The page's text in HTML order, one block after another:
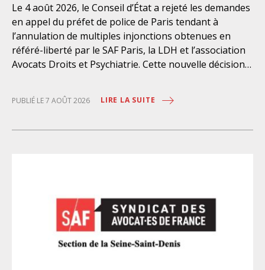
Le 4 août 2026, le Conseil d’État a rejeté les demandes
en appel du préfet de police de Paris tendant à
l’annulation de multiples injonctions obtenues en
référé-liberté par le SAF Paris, la LDH et l’association
Avocats Droits et Psychiatrie. Cette nouvelle décision
personnes retenues à l’infirmerie psychiatrique de la
préfecture de police de Paris. Près d’ici mais loin des
en évidence des violations graves des droits les plus
élémentaires. Saisi par le SAF Paris et la LDH, avec
l’intervention volontaire de l’association Avocats
Droits et Psychiatrie, le tribunal administratif de Paris
PUBLIÉ LE 7 AOÛT 2026 LIRE LA SUITE